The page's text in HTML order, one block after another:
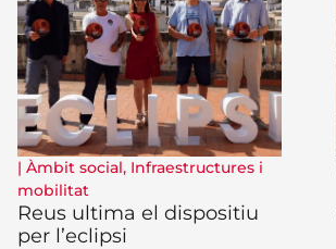
| Àmbit social, Infraestructures i
mobilitat
Reus ultima el dispositiu
per l’eclipsi